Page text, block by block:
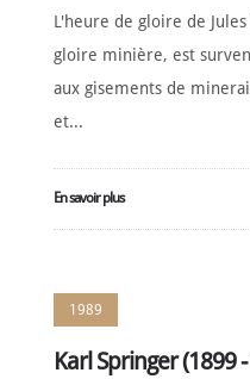
L'heure de gloire de
gloire minière, est
aux gisements de
et...
En savoir plus
1989
Karl Springer (1899